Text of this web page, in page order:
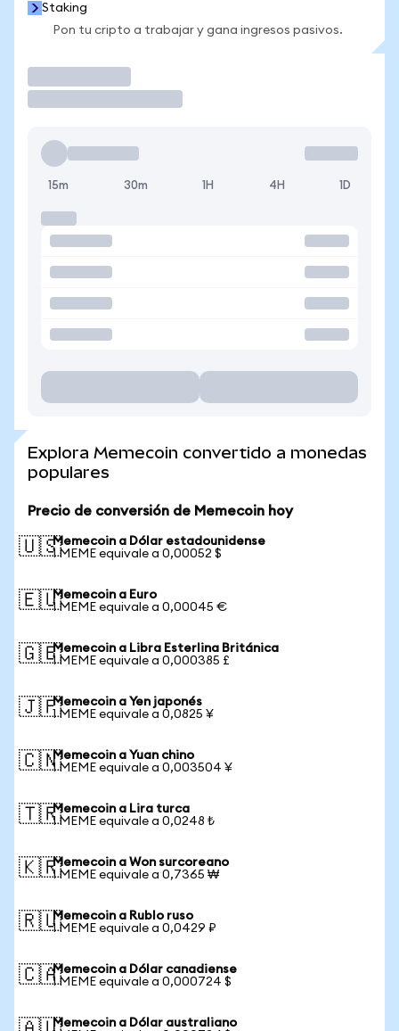
Staking
Pon tu cripto a trabajar y gana ingresos pasivos.
15m 30m 1H 4H 1D
Explora Memecoin convertido a monedas
populares
Precio de conversión de Memecoin hoy
🇺🇸Memecoin a Dólar estadounidense
1 MEME equivale a 0,00052 $
🇪🇺Memecoin a Euro
1 MEME equivale a 0,00045 €
🇬🇧Memecoin a Libra Esterlina Británica
1 MEME equivale a 0,000385 £
🇯🇵Memecoin a Yen japonés
1 MEME equivale a 0,0825 ¥
🇨🇳Memecoin a Yuan chino
1 MEME equivale a 0,003504 ¥
🇹🇷Memecoin a Lira turca
1 MEME equivale a 0,0248 ₺
🇰🇷Memecoin a Won surcoreano
1 MEME equivale a 0,7365 ₩
🇷🇺Memecoin a Rublo ruso
1 MEME equivale a 0,0429 ₽
🇨🇦Memecoin a Dólar canadiense
1 MEME equivale a 0,000724 $
Memecoin a Dólar australiano